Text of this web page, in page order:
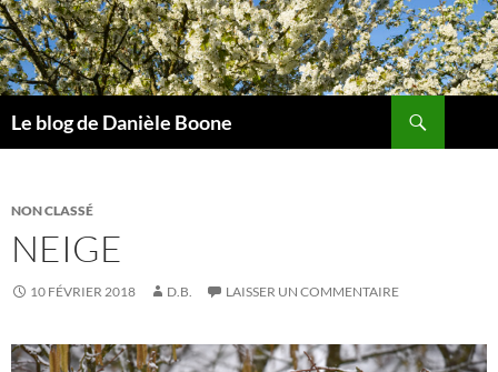
Aller
au
contenu
Le blog de Danièle Boone
NON CLASSÉ
NEIGE
10 FÉVRIER 2018 D.B. LAISSER UN COMMENTAIRE